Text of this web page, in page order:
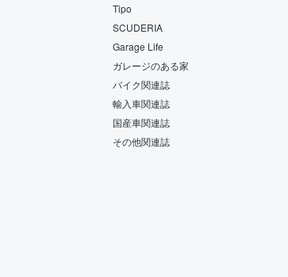
Tipo
SCUDERIA
Garage Life
ガレージのある家
バイク関連誌
輸入車関連誌
国産車関連誌
その他関連誌